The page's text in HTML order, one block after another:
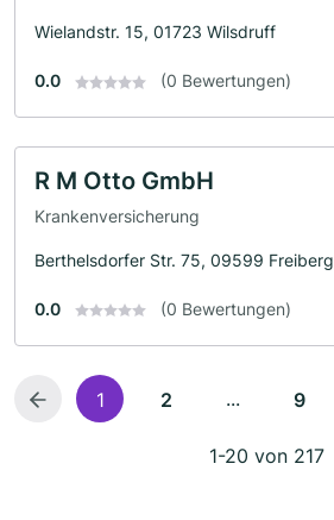
Wielandstr. 15, 01723 Wilsdruff
0.0 (0 Bewertungen)
R M Otto GmbH
Krankenversicherung
Berthelsdorfer Str. 75, 09599 Freiberg
0.0 (0 Bewertungen)
1 2 ... 9
1-20 von 217